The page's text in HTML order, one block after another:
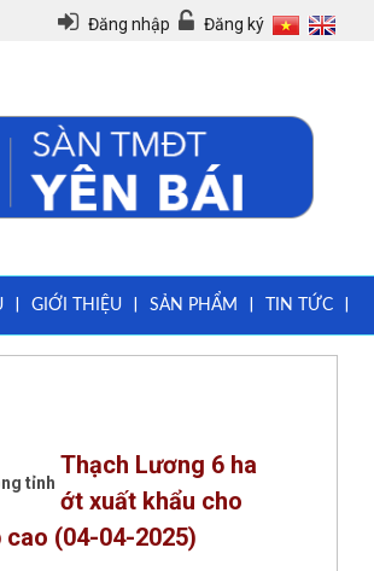
Đăng nhập Đăng ký
GIỚI THIỆU SẢN PHẨM TIN TỨC
VĂN BẢN PHÁP LUẬT |
tỉnh
Thạch Lương 6 ha
ớt xuất khẩu cho
cao (04-04-2025)